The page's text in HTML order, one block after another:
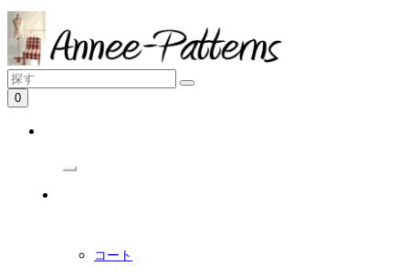
0
コート